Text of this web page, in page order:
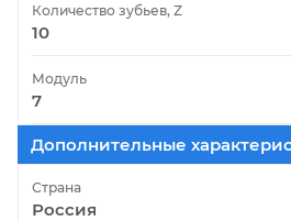
Количество зубьев, Z
10
Модуль
7
Дополнительные
Страна
Россия